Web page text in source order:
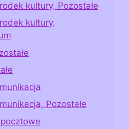
kultury, Pozostałe
kultury,
Pozostałe